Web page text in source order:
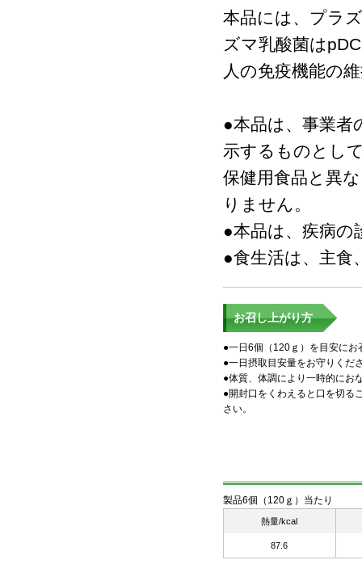
本品には、プラ
ズマ乳酸菌は
人の免疫機能の
●本品は、事業者
示するものとし
保健用食品と異
りません。
●本品は、疾病の
●食生活は、主食
お召し上がり方
●一日6個（120ｇ）を目安にお
●一日摂取目安量をお守りくだ
●体質、体調により一時的にお
●開封口をくわえると口を切る
さい。
製品6個（120ｇ）当たり
熱量/kcal
87.6